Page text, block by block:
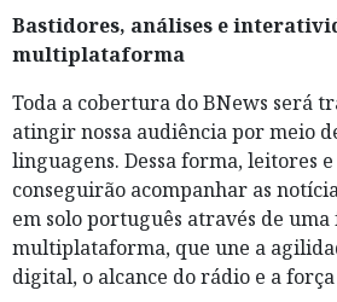
Bastidores, análises e
multiplataforma
Toda a cobertura do BNews será
atingir nossa audiência por meio
linguagens. Dessa forma, leitores
conseguirão acompanhar as
em solo português através de
multiplataforma, que une a
digital, o alcance do rádio e a